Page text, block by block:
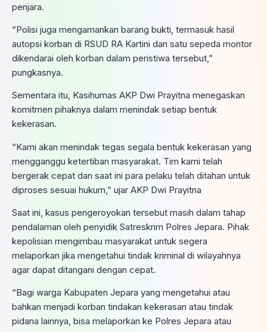
penjara.
“Polisi juga mengamankan barang bukti, termasuk hasil
autopsi korban di RSUD RA Kartini dan satu sepeda montor
dikendarai oleh korban dalam peristiwa tersebut,”
pungkasnya.
Sementara itu, Kasihumas AKP Dwi Prayitna menegaskan
komitmen pihaknya dalam menindak setiap bentuk
kekerasan.
“Kami akan menindak tegas segala bentuk kekerasan yang
mengganggu ketertiban masyarakat. Tim kami telah
bergerak cepat dan saat ini para pelaku telah ditahan untuk
diproses sesuai hukum,” ujar AKP Dwi Prayitna
Saat ini, kasus pengeroyokan tersebut masih dalam tahap
pendalaman oleh penyidik Satreskrim Polres Jepara. Pihak
kepolisian mengimbau masyarakat untuk segera
melaporkan jika mengetahui tindak kriminal di wilayahnya
agar dapat ditangani dengan cepat.
“Bagi warga Kabupaten Jepara yang mengetahui atau
bahkan menjadi korban tindakan kekerasan atau tindak
pidana lainnya, bisa melaporkan ke Polres Jepara atau